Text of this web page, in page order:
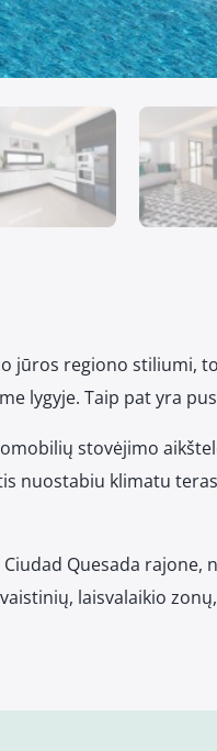
jūros regiono stiliumi,
lygyje. Taip pat yra
stovėjimo
nuostabiu klimatu
Ciudad Quesada
laisvalaikio